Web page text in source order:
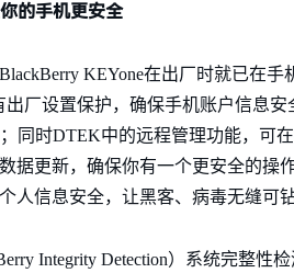
的手机更安全
KEYone在出厂时就已在
厂设置保护，确保手机账户信息安
同时DTEK中的远程管理功能，可
据更新，确保你有一个更安全的操
人信息安全，让黑客、病毒无缝可钻
Integrity Detection）系统完整性